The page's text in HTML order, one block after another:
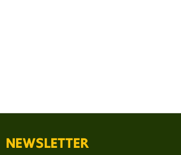
NEWSLETTER